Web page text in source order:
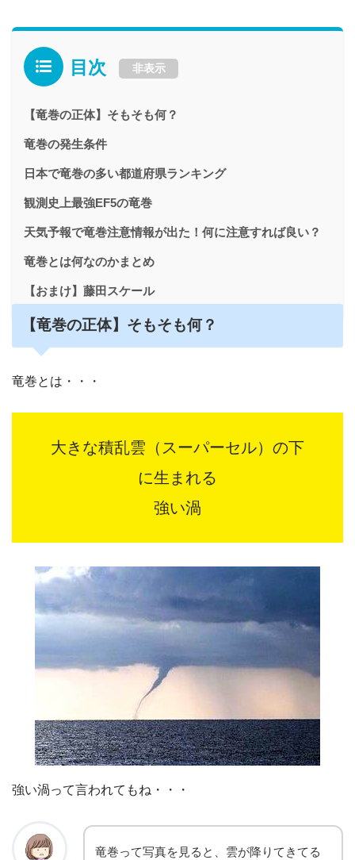
目次 非表示
【竜巻の正体】そもそも何？
竜巻の発生条件
日本で竜巻の多い都道府県ランキング
観測史上最強EF5の竜巻
天気予報で竜巻注意情報が出た！何に注意すれば良い？
竜巻とは何なのかまとめ
【おまけ】藤田スケール
【竜巻の正体】そもそも何？
竜巻とは・・・
大きな積乱雲（スーパーセル）の下
に生まれる
強い渦
強い渦って言われてもね・・・
竜巻って写真を見ると、雲が降りてきてる